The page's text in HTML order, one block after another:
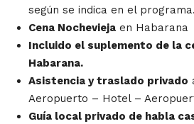
según se indica en el programa.
Cena Nochevieja en Habarana
Incluido el suplemento de la
Habarana.
Asistencia y traslado privado
Aeropuerto – Hotel –
Guía local privado de habla